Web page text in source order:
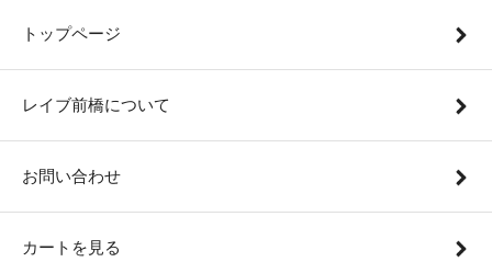
トップページ
レイブ前橋について
お問い合わせ
カートを見る